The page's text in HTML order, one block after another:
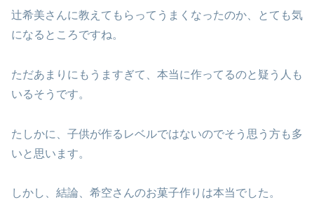
辻希美さんに教えてもらってうまくなったのか、とても気
になるところですね。
ただあまりにもうますぎて、本当に作ってるのと疑う人も
いるそうです。
たしかに、子供が作るレベルではないのでそう思う方も多
いと思います。
しかし、結論、希空さんのお菓子作りは本当でした。